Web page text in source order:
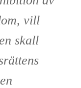
vill
skall